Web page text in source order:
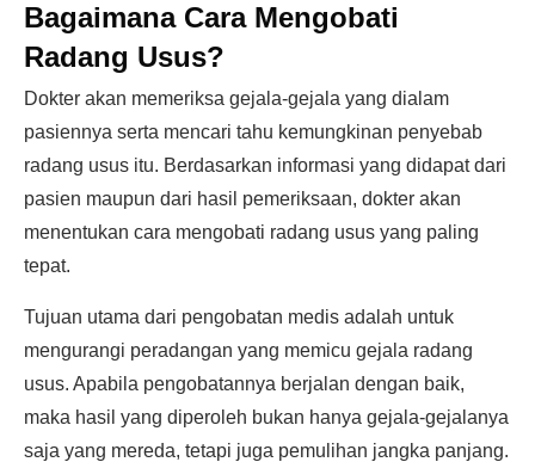
Bagaimana Cara Mengobati
Radang Usus?
Dokter akan memeriksa gejala-gejala yang dialam
pasiennya serta mencari tahu kemungkinan penyebab
radang usus itu. Berdasarkan informasi yang didapat dari
pasien maupun dari hasil pemeriksaan, dokter akan
menentukan cara mengobati radang usus yang paling
tepat.
Tujuan utama dari pengobatan medis adalah untuk
mengurangi peradangan yang memicu gejala radang
usus. Apabila pengobatannya berjalan dengan baik,
maka hasil yang diperoleh bukan hanya gejala-gejalanya
saja yang mereda, tetapi juga pemulihan jangka panjang.